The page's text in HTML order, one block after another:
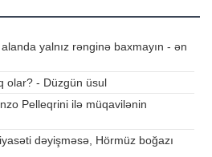
yalnız rənginə baxmayın - ən
olar? - Düzgün üsul
Pelleqrini ilə müqavilənin
dəyişməsə, Hörmüz boğazı